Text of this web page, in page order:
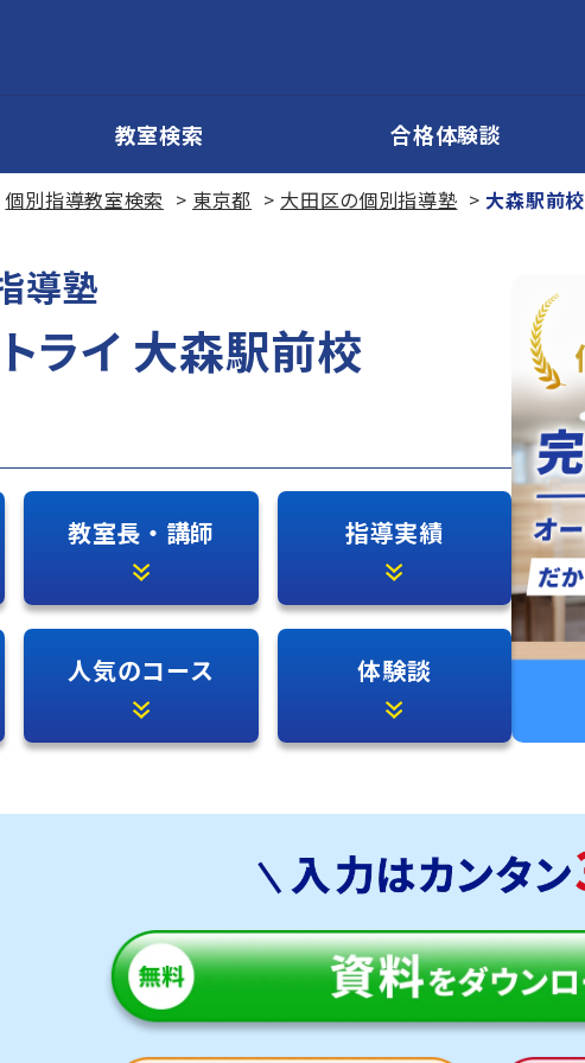
教室検索 合格体験談
個別指導教室検索 東京都 大田区の個別指導塾 大森駅前校
導塾
ライ 大森駅前校
教室長・講師 指導実績
人気のコース 体験談